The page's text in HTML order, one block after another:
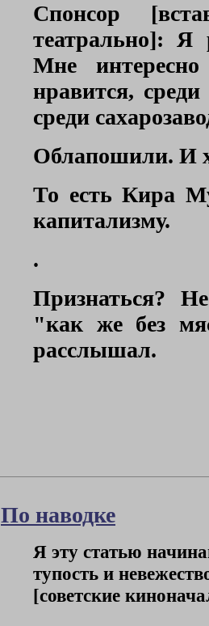
Спонсор
театрально]: Я
Мне
нравится,
среди
Облапошили. И
То есть Кира
капитализму.
.
Признаться?
"как же без
расслышал.
По наводке
Я эту статью
тупость и
[советские